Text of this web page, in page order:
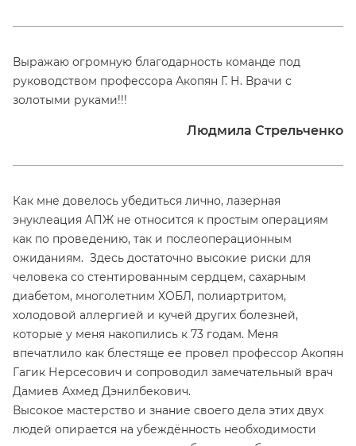
Выражаю огромную благодарность команде под
руководством профессора Акопян Г. Н. Врачи с
золотыми руками!!!
Людмила Стрельченко
Как мне довелось убедиться лично, лазерная
энуклеация АПЖ не относится к простым операциям
как по проведению, так и послеоперационным
ожиданиям. Здесь достаточно высокие риски для
человека со стентированным сердцем, сахарным
диабетом, многолетним ХОБЛ, полиартритом,
холодовой аллергией и кучей других болезней,
которые у меня накопились к 73 годам. Меня
впечатлило как блестяще ее провел профессор Акопян
Гагик Нерсесович и сопроводил замечательный врач
Дамиев Ахмед Дэнилбекович.
Высокое мастерство и знание своего дела этих двух
людей опирается на убеждённость необходимости